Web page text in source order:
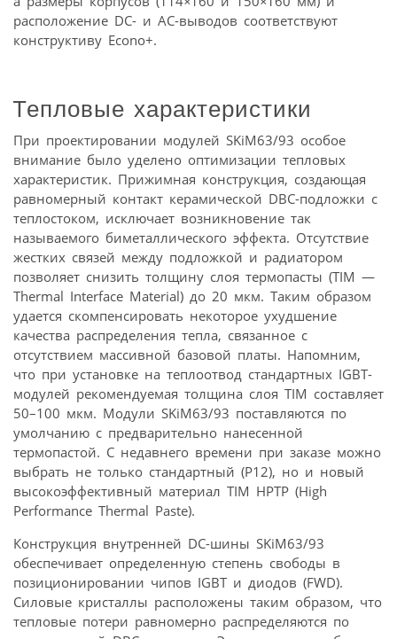
расположение DC- и АС-выводов соответствуют
конструктиву Econo+.
Тепловые характеристики
При проектировании модулей SKiM63/93 особое
внимание было уделено оптимизации тепловых
характеристик. Прижимная конструкция, создающая
равномерный контакт керамической DBC-подложки с
теплостоком, исключает возникновение так
называемого биметаллического эффекта. Отсутствие
жестких связей между подложкой и радиатором
позволяет снизить толщину слоя термопасты (TIM —
Thermal Interface Material) до 20 мкм. Таким образом
удается скомпенсировать некоторое ухудшение
качества распределения тепла, связанное с
отсутствием массивной базовой платы. Напомним,
что при установке на теплоотвод стандартных IGBT-
модулей рекомендуемая толщина слоя TIM составляет
50–100 мкм. Модули SKiM63/93 поставляются по
умолчанию с предварительно нанесенной
термопастой. С недавнего времени при заказе можно
выбрать не только стандартный (Р12), но и новый
высокоэффективный материал TIM HPTP (High
Performance Thermal Paste).
Конструкция внутренней DC-шины SKiM63/93
обеспечивает определенную степень свободы в
позиционировании чипов IGBT и диодов (FWD).
Силовые кристаллы расположены таким образом, что
тепловые потери равномерно распределяются по